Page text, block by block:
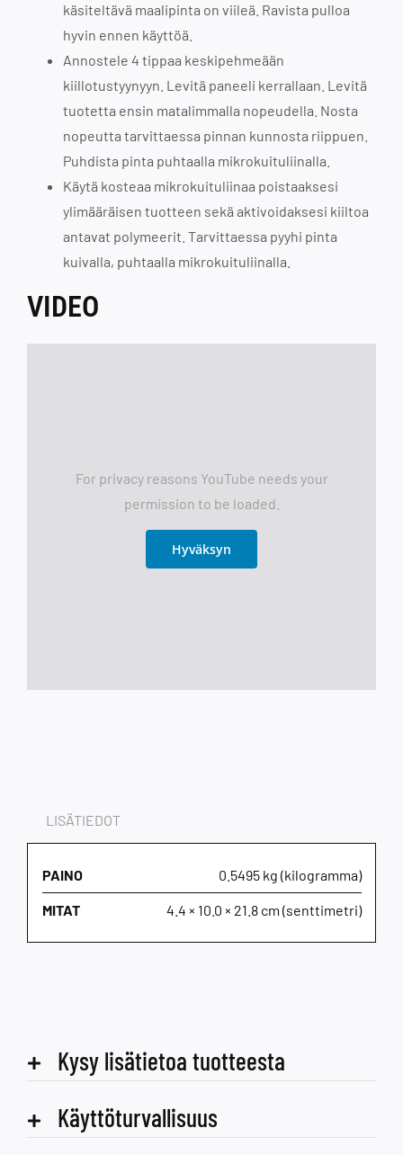
käsiteltävä maalipinta on viileä. Ravista pulloa
hyvin ennen käyttöä.
Annostele 4 tippaa keskipehmeään
kiillotustyynyyn. Levitä paneeli kerrallaan. Levitä
tuotetta ensin matalimmalla nopeudella. Nosta
nopeutta tarvittaessa pinnan kunnosta riippuen.
Puhdista pinta puhtaalla mikrokuituliinalla.
Käytä kosteaa mikrokuituliinaa poistaaksesi
ylimääräisen tuotteen sekä aktivoidaksesi kiiltoa
antavat polymeerit. Tarvittaessa pyyhi pinta
kuivalla, puhtaalla mikrokuituliinalla.
VIDEO
For privacy reasons YouTube needs your
permission to be loaded.
Hyväksyn
LISÄTIEDOT
PAINO 0.5495 kg (kilogramma)
MITAT 4.4 × 10.0 × 21.8 cm (senttimetri)
Kysy lisätietoa tuotteesta
Käyttöturvallisuus